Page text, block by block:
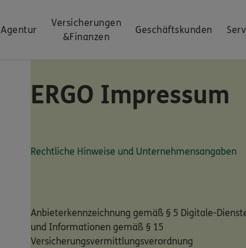
Agentur
Versicherungen
&Finanzen
Geschäftskunden
ERGO Impressum
Rechtliche Hinweise und Unternehmensangaben
Anbieterkennzeichnung gemäß § 5 Digitale-
und Informationen gemäß § 15
Versicherungsvermittlungsverordnung